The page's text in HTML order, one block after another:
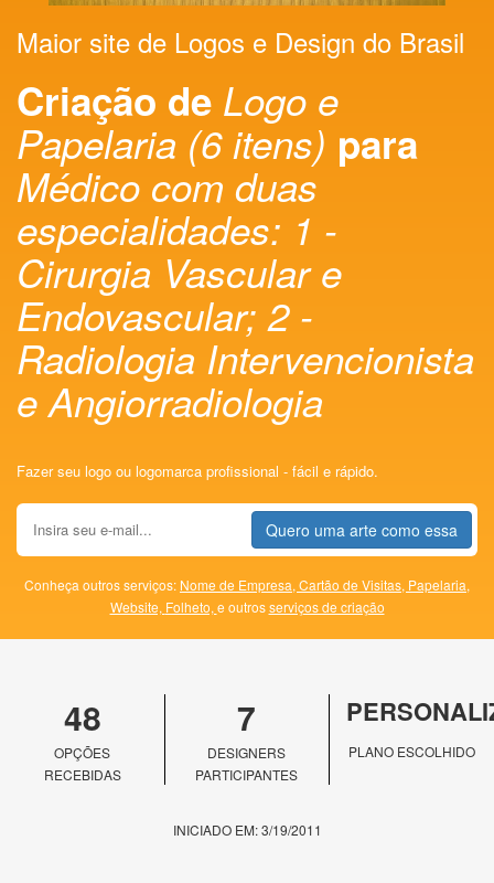
Maior site de Logos e Design do Brasil
Criação de Logo e
Papelaria (6 itens) para
Médico com duas
especialidades: 1 -
Cirurgia Vascular e
Endovascular; 2 -
Radiologia Intervencionista
e Angiorradiologia
Fazer seu logo ou logomarca profissional - fácil e rápido.
Quero uma arte como essa
Conheça outros serviços: Nome de Empresa, Cartão de Visitas, Papelaria,
Website, Folheto, e outrosserviços de criação
48
OPÇÕES
RECEBIDAS
7
DESIGNERS
PARTICIPANTES
PLANO ESCOLHIDO
INICIADO EM: 3/19/2011